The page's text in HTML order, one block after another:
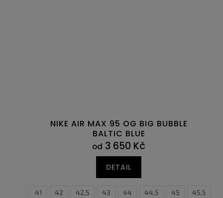
NIKE AIR MAX 95 OG BIG BUBBLE
BALTIC BLUE
od 3 650 Kč
DETAIL
41 42 42,5 43 44 44,5 45 45,5